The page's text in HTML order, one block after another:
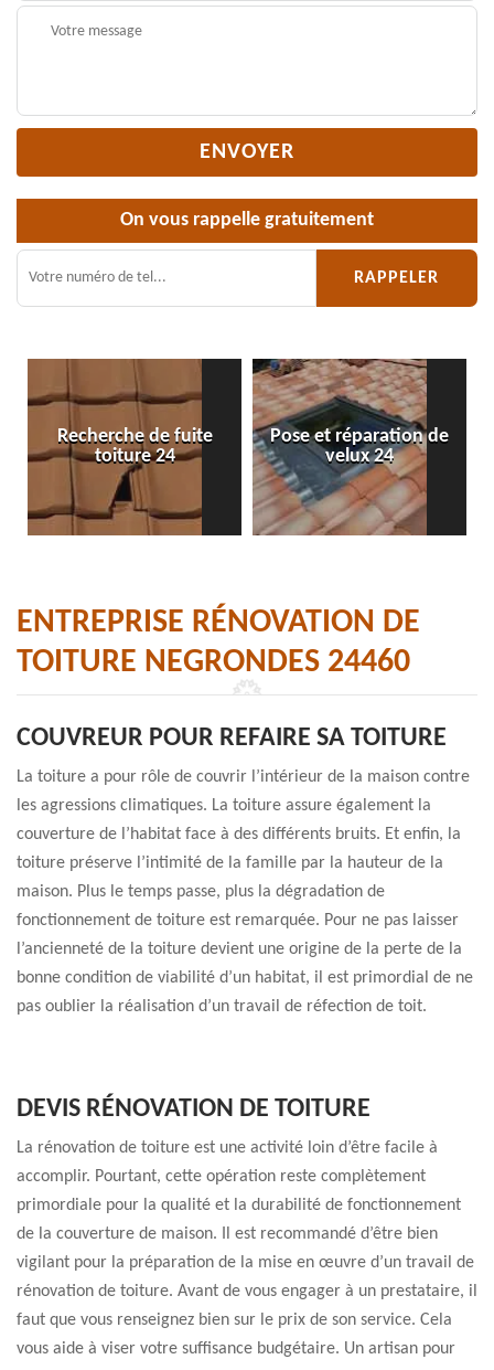
On vous rappelle gratuitement
Recherche de fuite
toiture 24
Pose et réparation de
velux 24
ENTREPRISE RÉNOVATION DE
TOITURE NEGRONDES 24460
COUVREUR POUR REFAIRE SA TOITURE
La toiture a pour rôle de couvrir l’intérieur de la maison contre
les agressions climatiques. La toiture assure également la
couverture de l’habitat face à des différents bruits. Et enfin, la
toiture préserve l’intimité de la famille par la hauteur de la
maison. Plus le temps passe, plus la dégradation de
fonctionnement de toiture est remarquée. Pour ne pas laisser
l’ancienneté de la toiture devient une origine de la perte de la
bonne condition de viabilité d’un habitat, il est primordial de ne
pas oublier la réalisation d’un travail de réfection de toit.
DEVIS RÉNOVATION DE TOITURE
La rénovation de toiture est une activité loin d’être facile à
accomplir. Pourtant, cette opération reste complètement
primordiale pour la qualité et la durabilité de fonctionnement
de la couverture de maison. Il est recommandé d’être bien
vigilant pour la préparation de la mise en œuvre d’un travail de
rénovation de toiture. Avant de vous engager à un prestataire, il
faut que vous renseignez bien sur le prix de son service. Cela
vous aide à viser votre suffisance budgétaire. Un artisan pour